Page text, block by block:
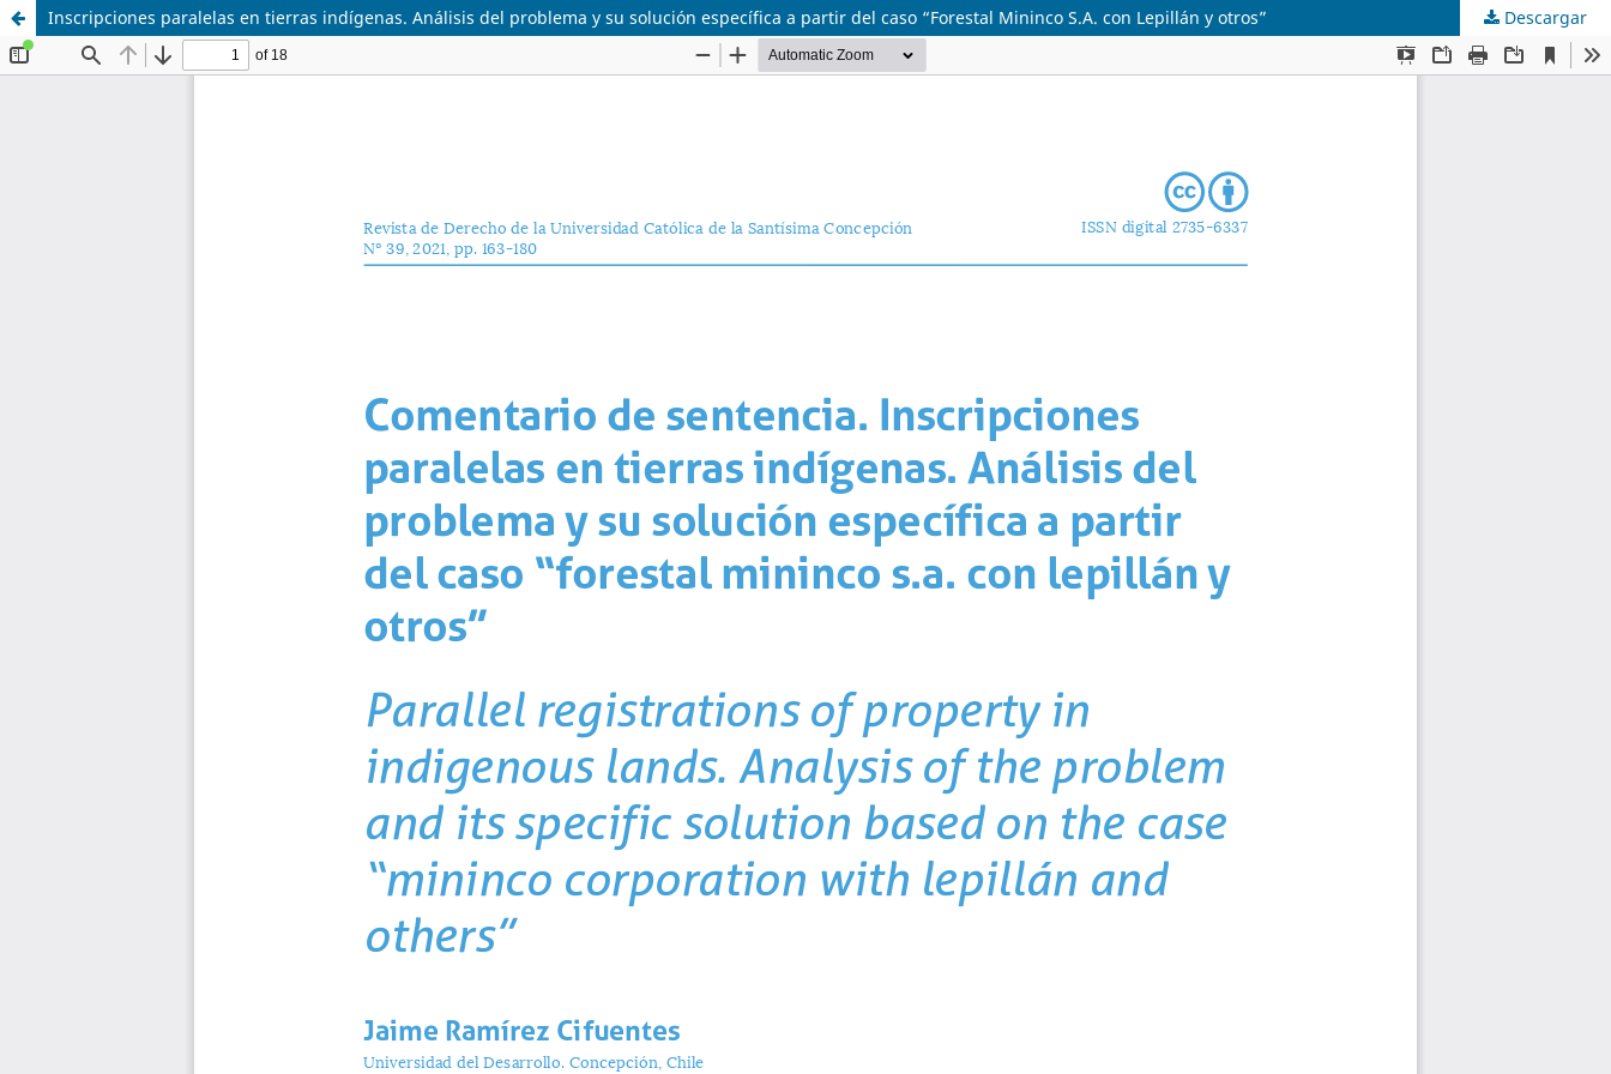
Inscripciones paralelas en tierras indígenas. Análisis del problema y su solución específica a partir del caso “Forestal Mininco S.A. con Lepillán y otros” Descargar